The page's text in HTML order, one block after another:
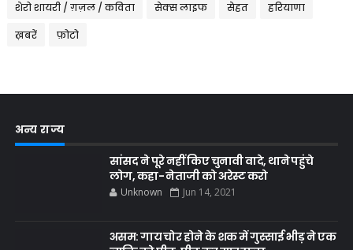
शेरो शायरी / ग़ज़ल / कविता सेक्स लाइफ सेहत हरियाणा
ख़बरें फ़ोटो
अन्य राज्य
सांसद ने पूरे नहीं किए चुनावी वादे, थाने पहुंचे
लोग, कहा- नेताजी को अरेस्ट करो
Unknown Jun 14, 2021
असम: गाय चोर होने के शक में गुस्साई भीड़ ने एक